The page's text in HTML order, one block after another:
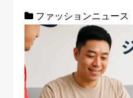
ファッションニュース